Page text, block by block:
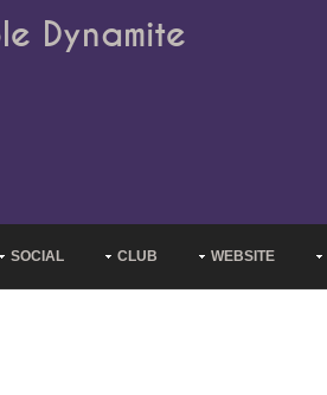
Dynamite
SOCIAL CLUB WEBSITE